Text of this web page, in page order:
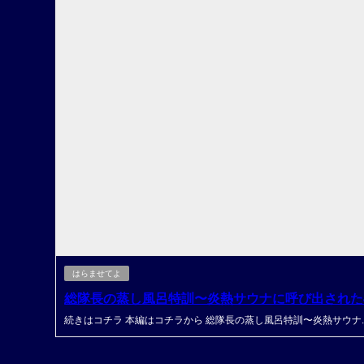
はらませてよ
総隊長の蒸し風呂特訓〜炎熱サウナに呼び出され
続きはコチラ 本編はコチラから 総隊長の蒸し風呂特訓〜炎熱サウナ...